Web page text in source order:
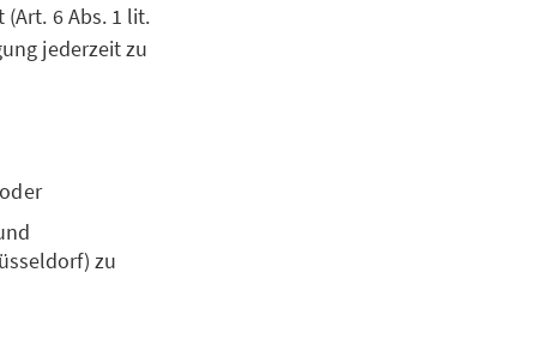
(Art. 6 Abs. 1 lit.
jederzeit zu
zu